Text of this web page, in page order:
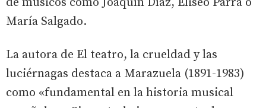
María Salgado.
La autora de El teatro, la crueldad y las
luciérnagas destaca a Marazuela (1891-1983)
como «fundamental en la historia musical